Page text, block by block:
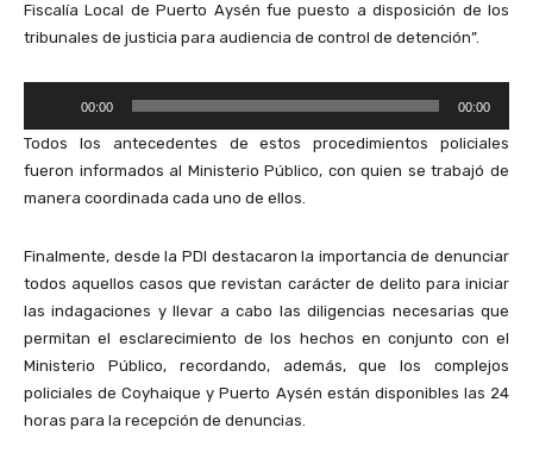
e
A
i
o
Fiscalía Local de Puerto Aysén fue puesto a disposición de los
tribunales de justicia para audiencia de control de detención”.
p
r
o
u
c
t
o
r
d
e
00:00 00:00
Todos los antecedentes de estos procedimientos policiales
fueron informados al Ministerio Público, con quien se trabajó de
manera coordinada cada uno de ellos.
Finalmente, desde la PDI destacaron la importancia de denunciar
todos aquellos casos que revistan carácter de delito para iniciar
las indagaciones y llevar a cabo las diligencias necesarias que
permitan el esclarecimiento de los hechos en conjunto con el
Ministerio Público, recordando, además, que los complejos
policiales de Coyhaique y Puerto Aysén están disponibles las 24
horas para la recepción de denuncias.